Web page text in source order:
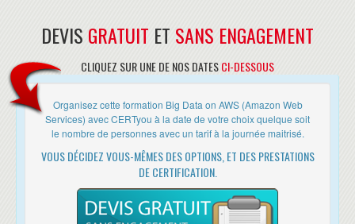
DEVIS GRATUIT ET SANS ENGAGEMENT
CLIQUEZ SUR UNE DE NOS DATESCI-DESSOUS
Organisez cette formation Big Data on AWS (Amazon Web
Services) avec CERTyou à la date de votre choix quelque soit
le nombre de personnes avec un tarif à la journée maitrisé.
VOUS DÉCIDEZ VOUS-MÊMES DES OPTIONS, ET DES PRESTATIONS
DE CERTIFICATION.